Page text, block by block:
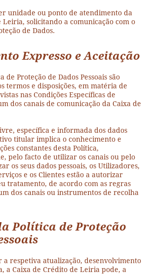
unidade ou ponto de atendimento da
Leiria, solicitando a comunicação com o
de Dados.
Expresso e Aceitação
de Proteção de Dados Pessoais são
termos e disposições, em matéria de
nas Condições Específicas de
dos canais de comunicação da Caixa de
específica e informada dos dados
titular implica o conhecimento e
constantes desta Política,
pelo facto de utilizar os canais ou pelo
os seus dados pessoais, os Utilizadores,
e os Clientes estão a autorizar
tratamento, de acordo com as regras
dos canais ou instrumentos de recolha
Política de Proteção
respetiva atualização, desenvolvimento
a Caixa de Crédito de Leiria pode, a